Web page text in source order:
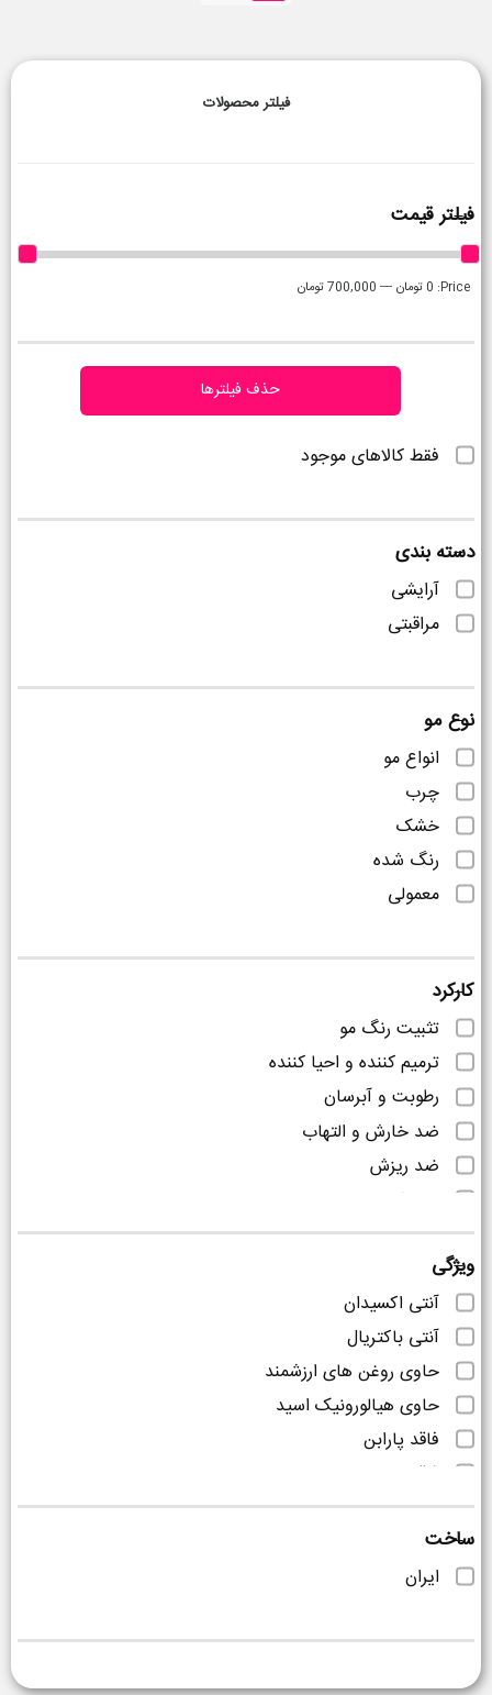
فیلتر محصولات
فیلتر قیمت
Price: 0 تومان — 700,000 تومان
حذف فیلترها
فقط کالاهای موجود
دسته بندی
آرایشی
مراقبتی
نوع مو
انواع مو
چرب
خشک
رنگ شده
معمولی
کارکرد
تثبیت رنگ مو
ترمیم کننده و احیا کننده
رطوبت و آبرسان
ضد خارش و التهاب
ضد ریزش
ضد شوره
ویژگی
آنتی اکسیدان
آنتی باکتریال
حاوی روغن های ارزشمند
حاوی هیالورونیک اسید
فاقد پارابن
فاقد چربی
فاقد سولفات
ویتامینهساخت
ایران